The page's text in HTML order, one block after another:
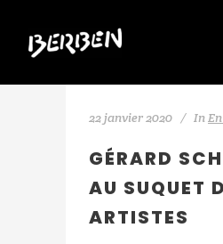
22 janvier 2020 In
GÉRARD
AU SUQUET
ARTISTES